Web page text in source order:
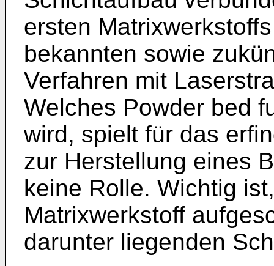
ersten
bekannten sowie
Verfahren mit
Welches Powder bed
wird, spielt für das
zur Herstellung eines
keine Rolle. Wichtig
Matrixwerkstoff
darunter liegenden